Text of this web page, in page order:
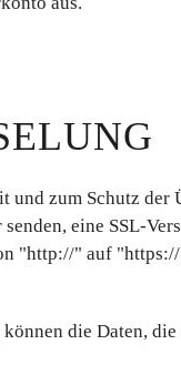
und zum Schutz
eine SSL-
"http://" auf
die Daten,